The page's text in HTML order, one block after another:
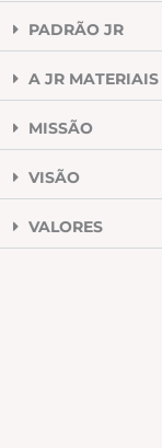
PADRÃO JR
A JR
MISSÃO
VISÃO
VALORES